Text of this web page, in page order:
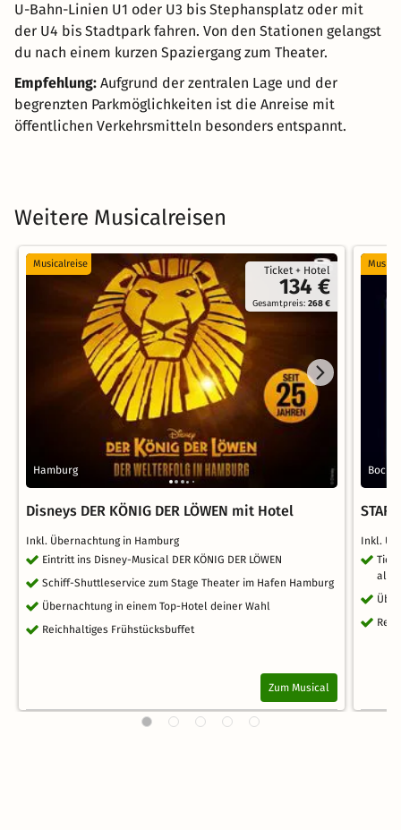
U-Bahn-Linien U1 oder U3 bis Stephansplatz oder mit
der U4 bis Stadtpark fahren. Von den Stationen gelangst
du nach einem kurzen Spaziergang zum Theater.
Empfehlung: Aufgrund der zentralen Lage und der
begrenzten Parkmöglichkeiten ist die Anreise mit
öffentlichen Verkehrsmitteln besonders entspannt.
Weitere Musicalreisen
Ticket + Hotel
134 €
Gesamtpreis:268 €
Musicalreise
Hamburg
Disneys DER KÖNIG DER LÖWEN mit Hotel
Inkl. Übernachtung in Hamburg
Eintritt ins Disney-Musical DER KÖNIG DER LÖWEN
Schiff-Shuttleservice zum Stage Theater im Hafen Hamburg
Übernachtung in einem Top-Hotel deiner Wahl
Reichhaltiges Frühstücksbuffet
Zum Musical
Inkl.
aller